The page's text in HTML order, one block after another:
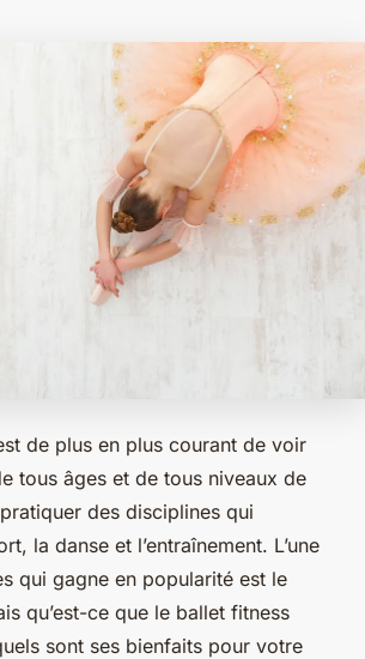
de plus en plus courant de voir
tous âges et de tous niveaux de
des disciplines qui
la danse et l’entraînement. L’une
qui gagne en popularité est le
qu’est-ce que le ballet fitness
sont ses bienfaits pour votre